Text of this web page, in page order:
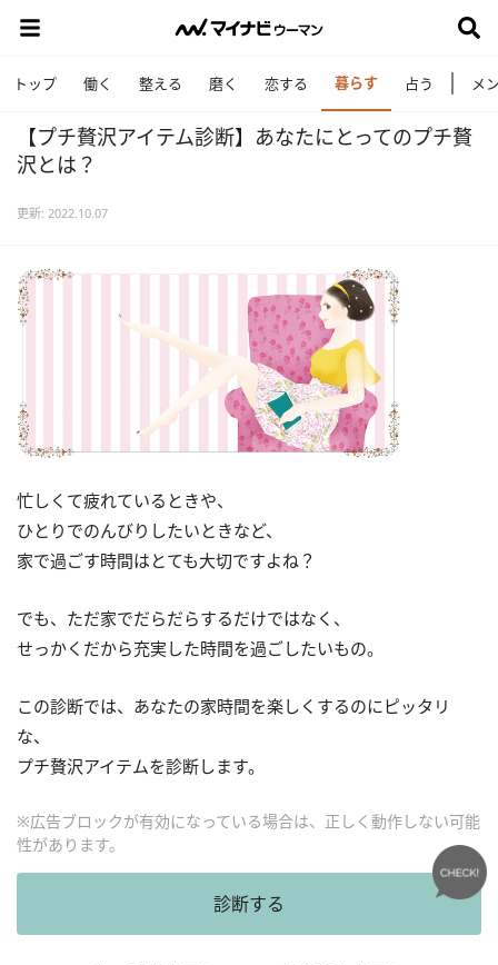
トップ 働く 整える 磨く 恋する 暮らす 占う メ
【プチ贅沢アイテム診断】あなたにとってのプチ贅
沢とは？
更新: 2022.10.07
忙しくて疲れているときや、
ひとりでのんびりしたいときなど、
家で過ごす時間はとても大切ですよね？
でも、ただ家でだらだらするだけではなく、
せっかくだから充実した時間を過ごしたいもの。
この診断では、あなたの家時間を楽しくするのにピッタリ
な、
プチ贅沢アイテムを診断します。
※広告ブロックが有効になっている場合は、正しく動作しない可能
性があります。
診断する